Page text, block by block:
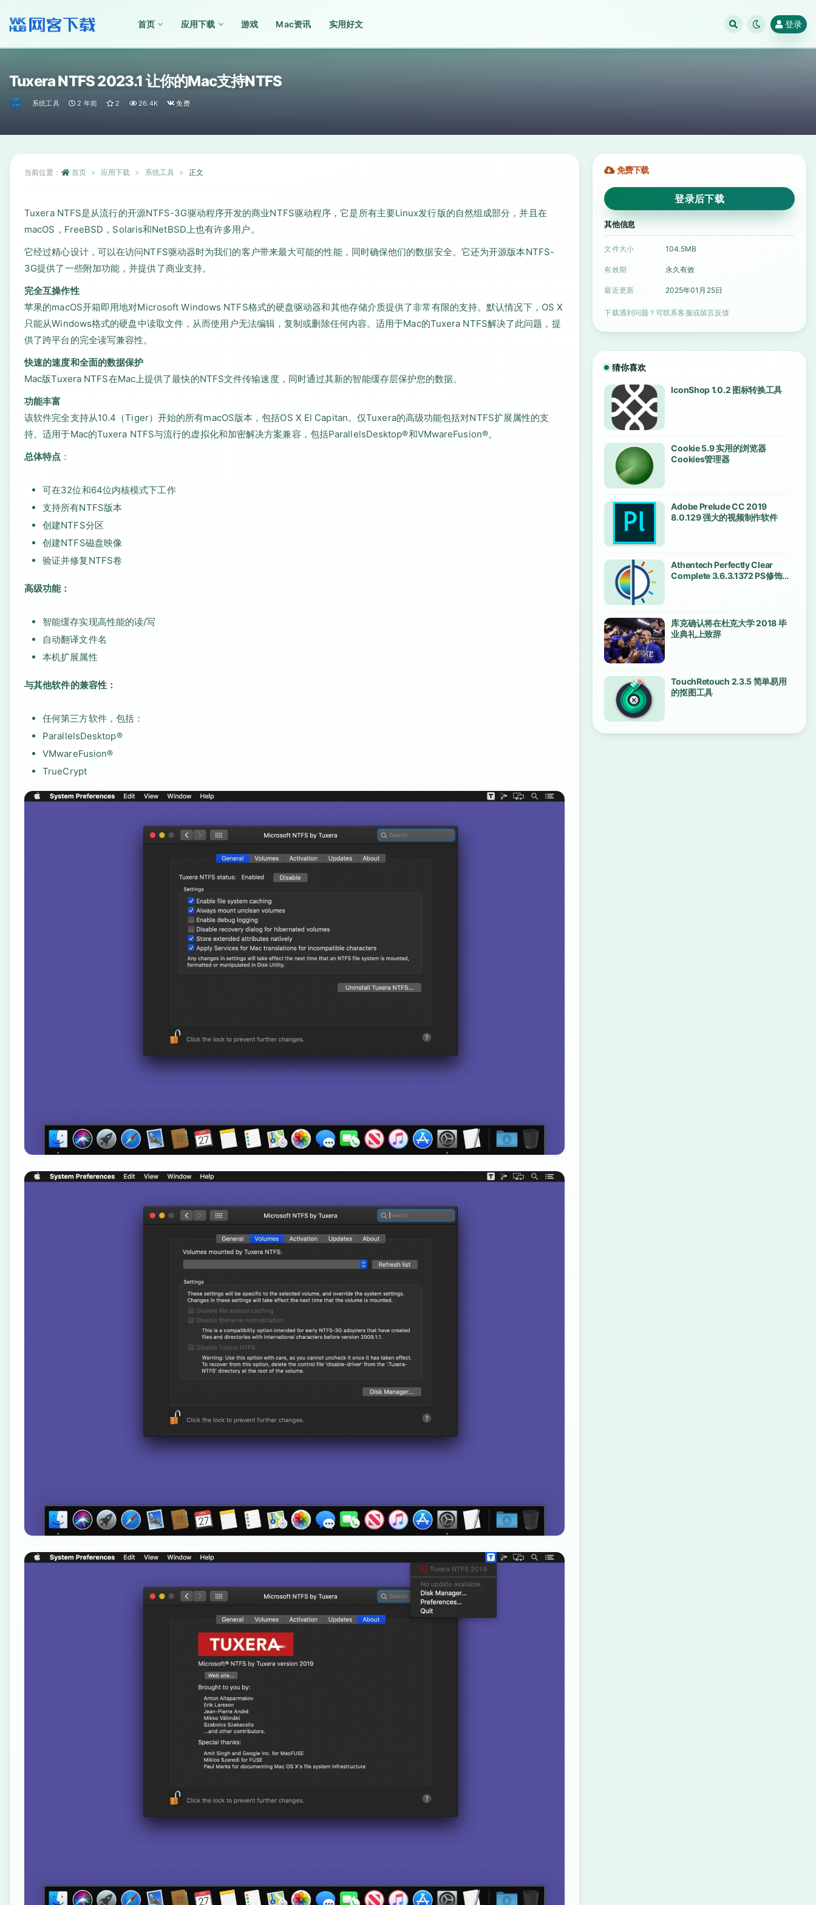
首页 应用下载 游戏 Mac资讯 实用好文 登录
Tuxera NTFS 2023.1 让你的Mac支持NTFS
系统工具 2 年前 2 26.4K 免费
当前位置： 首页 应用下载 系统工具 正文
Tuxera NTFS是从流行的开源NTFS-3G驱动程序开发的商业NTFS驱动程序，它是所有主要Linux发行版的自然组成部分，并且在
macOS，FreeBSD，Solaris和NetBSD上也有许多用户。
它经过精心设计，可以在访问NTFS驱动器时为我们的客户带来最大可能的性能，同时确保他们的数据安全。它还为开源版本NTFS-
3G提供了一些附加功能，并提供了商业支持。
完全互操作性
苹果的macOS开箱即用地对Microsoft Windows NTFS格式的硬盘驱动器和其他存储介质提供了非常有限的支持。默认情况下，OS X
只能从Windows格式的硬盘中读取文件，从而使用户无法编辑，复制或删除任何内容。适用于Mac的Tuxera NTFS解决了此问题，提
供了跨平台的完全读写兼容性。
快速的速度和全面的数据保护
Mac版Tuxera NTFS在Mac上提供了最快的NTFS文件传输速度，同时通过其新的智能缓存层保护您的数据。
功能丰富
该软件完全支持从10.4（Tiger）开始的所有macOS版本，包括OS X El Capitan。仅Tuxera的高级功能包括对NTFS扩展属性的支
持。适用于Mac的Tuxera NTFS与流行的虚拟化和加密解决方案兼容，包括ParallelsDesktop®和VMwareFusion®。
总体特点 ：
可在32位和64位内核模式下工作
支持所有NTFS版本
创建NTFS分区
创建NTFS磁盘映像
验证并修复NTFS卷
高级功能：
智能缓存实现高性能的读/写
自动翻译文件名
本机扩展属性
与其他软件的兼容性：
任何第三方软件，包括：
ParallelsDesktop®
VMwareFusion®
TrueCrypt
免费下载
登录后下载
其他信息
文件大小 104.5MB
有效期 永久有效
最近更新 2025年01月25日
下载遇到问题？可联系客服或留言反馈
猜你喜欢
IconShop 1.0.2 图标转换工具
Cookie 5.9 实用的浏览器
Cookies管理器
Adobe Prelude CC 2019
8.0.129 强大的视频制作软件
Athentech Perfectly Clear
Complete 3.6.3.1372 PS修饰磨
库克确认将在杜克大学 2018 毕
业典礼上致辞
TouchRetouch 2.3.5 简单易用
的抠图工具